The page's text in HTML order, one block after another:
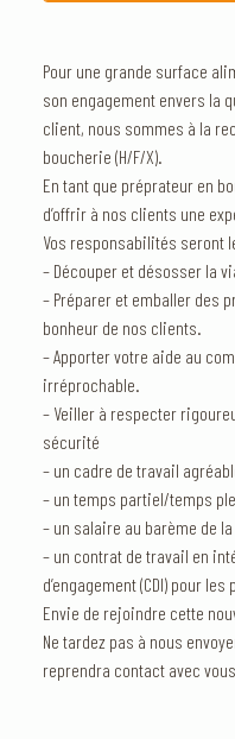
Pour une grande surface
son engagement envers la
client, nous sommes à la
boucherie (H/F/X).
En tant que préprateur en
d’offrir à nos clients une
Vos responsabilités seront
– Découper et désosser la
– Préparer et emballer des
bonheur de nos clients.
– Apporter votre aide au
irréprochable.
– Veiller à respecter
sécurité
– un cadre de travail
– un temps partiel/temps
– un salaire au barème de la
– un contrat de travail en
d’engagement (CDI) pour
Envie de rejoindre cette
Ne tardez pas à nous
reprendra contact avec